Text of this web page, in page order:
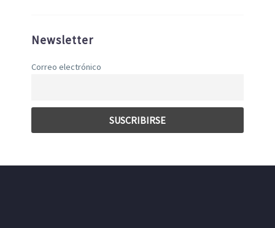
Newsletter
Correo electrónico